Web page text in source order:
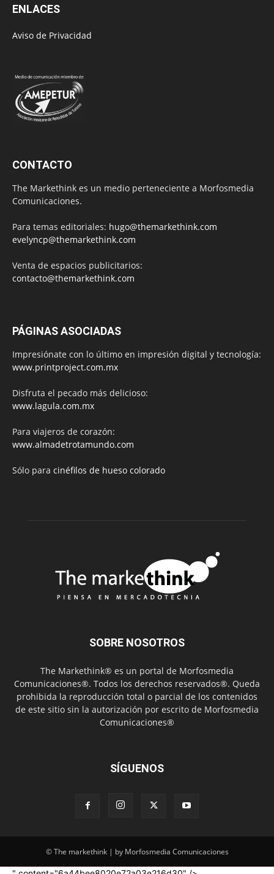
ENLACES
Aviso de Privacidad
CONTACTO
The Markethink es un medio perteneciente a Morfosmedia
Comunicaciones.
Para temas editoriales: hugo@themarkethink.com
evelyncp@themarkethink.com
Venta de espacios publicitarios:
contacto@themarkethink.com
PÁGINAS ASOCIADAS
Impresiónate con lo último en impresión digital y tecnología:
www.printproject.com.mx
Disfruta el pecado más delicioso:
www.lagula.com.mx
Para viajeros de corazón:
www.almadetrotamundo.com
Sólo para cinéfilos de hueso colorado
SOBRE NOSOTROS
The Markethink® es un portal de Morfosmedia
Comunicaciones®. Todos los derechos reservados®. Queda
prohibida la reproducción total o parcial de los contenidos
de este sitio sin la autorización por escrito de Morfosmedia
Comunicaciones®
SÍGUENOS
© The markethink | by Morfosmedia Comunicaciones